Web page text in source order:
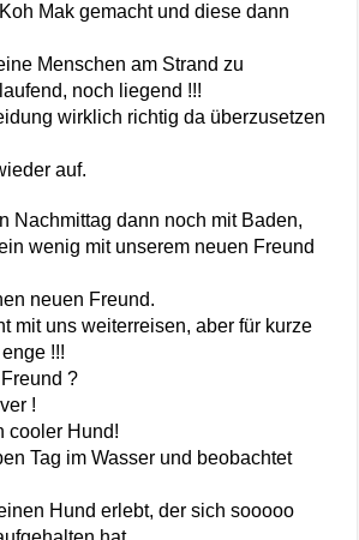
Mak gemacht und diese dann
Menschen am Strand zu
noch liegend !!!
wirklich richtig da überzusetzen
auf.
Nachmittag dann noch mit Baden,
wenig mit unserem neuen Freund
neuen Freund.
mit uns weiterreisen, aber für kurze
!!!
?
!
cooler Hund!
Tag im Wasser und beobachtet
Hund erlebt, der sich sooooo